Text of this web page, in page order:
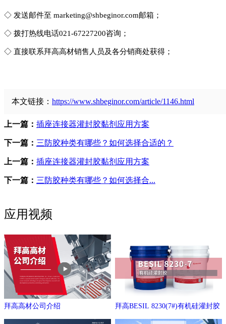
◇ 发送邮件至 marketing@shbeginor.com邮箱；
◇ 拨打热线电话021-67227200咨询；
◇ 直接联系拜高高材销售人员及各分销商处获得；
本文链接： https://www.shbeginor.com/article/1146.html
上一篇： 插座连接器灌封胶黏剂应用方案
下一篇： 三防胶种类有哪些？如何选择合适的？
上一篇： 插座连接器灌封胶黏剂应用方案
下一篇： 三防胶种类有哪些？如何选择合...
应用视频
拜高高材公司介绍 拜高BESIL 8230(7#)有机硅灌封胶